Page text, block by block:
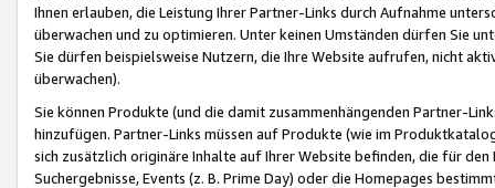
Ihnen erlauben, die Leistung Ihrer Partner-Links durch Aufnahme
überwachen und zu optimieren. Unter keinen Umständen dürfen Sie
Sie dürfen beispielsweise Nutzern, die Ihre Website aufrufen, nicht
überwachen).
Sie können Produkte (und die damit zusammenhängenden Partner-
hinzufügen. Partner-Links müssen auf Produkte (wie im
sich zusätzlich originäre Inhalte auf Ihrer Website befinden, die für
Suchergebnisse, Events (z. B. Prime Day) oder die Homepages